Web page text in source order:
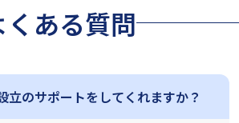
くある質問
立のサポートをしてくれますか？